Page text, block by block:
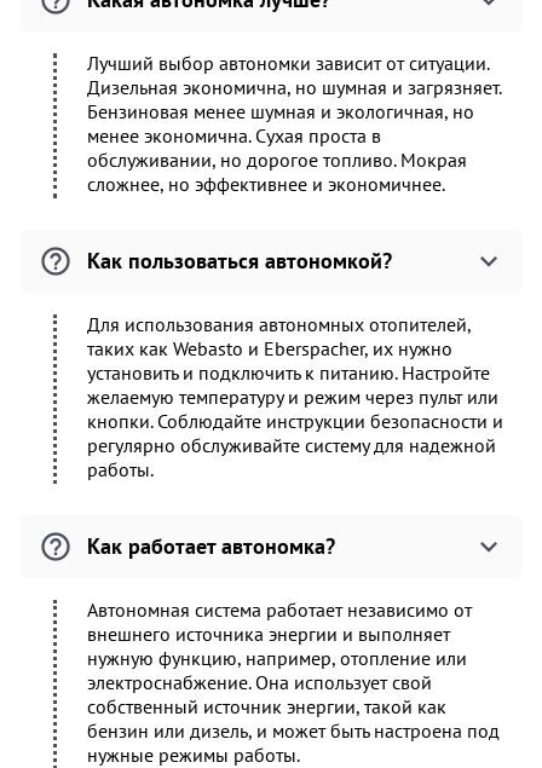
Лучший выбор автономки зависит от ситуации.
Дизельная экономична, но шумная и загрязняет.
Бензиновая менее шумная и экологичная, но
менее экономична. Сухая проста в
обслуживании, но дорогое топливо. Мокрая
сложнее, но эффективнее и экономичнее.
Как пользоваться автономкой?
Для использования автономных отопителей,
таких как Webasto и Eberspacher, их нужно
установить и подключить к питанию. Настройте
желаемую температуру и режим через пульт или
кнопки. Соблюдайте инструкции безопасности и
регулярно обслуживайте систему для надежной
работы.
Как работает автономка?
Автономная система работает независимо от
внешнего источника энергии и выполняет
нужную функцию, например, отопление или
электроснабжение. Она использует свой
собственный источник энергии, такой как
бензин или дизель, и может быть настроена под
нужные режимы работы.